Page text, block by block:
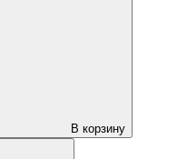
В корзину